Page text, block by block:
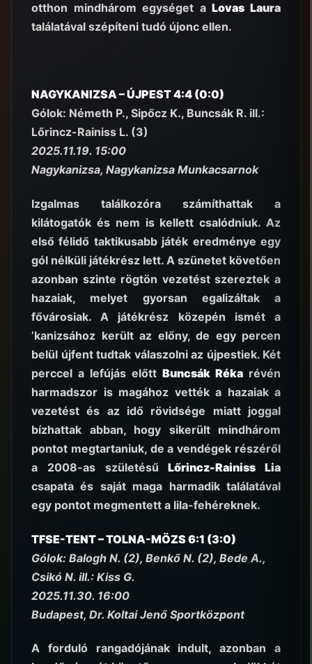
otthon mindhárom egységet aLovas Laura
találatával szépíteni tudó újonc ellen.
NAGYKANIZSA – ÚJPEST 4:4 (0:0)
Gólok: Németh P., Sipőcz K., Buncsák R. ill.:
Lőrincz-Rainiss L. (3)
2025.11.19. 15:00
Nagykanizsa, Nagykanizsa Munkacsarnok
Izgalmas találkozóra számíthattak a
kilátogatók és nem is kellett csalódniuk. Az
első félidő taktikusabb játék eredménye egy
gól nélküli játékrész lett. A szünetet követően
azonban szinte rögtön vezetést szereztek a
hazaiak, melyet gyorsan egalizáltak a
fővárosiak. A játékrész közepén ismét a
’kanizsához került az előny, de egy percen
belül újfent tudtak válaszolni az újpestiek. Két
perccel a lefújás előtt Buncsák Réka révén
harmadszor is magához vették a hazaiak a
vezetést és az idő rövidsége miatt joggal
bízhattak abban, hogy sikerült mindhárom
pontot megtartaniuk, de a vendégek részéről
a 2008-as születésűLőrincz-Rainiss Lia
csapata és saját maga harmadik találatával
egy pontot megmentett a lila-fehéreknek.
TFSE-TENT – TOLNA-MÖZS6:1 (3:0)
Gólok: Balogh N. (2), Benkő N. (2), Bede A.,
Csikó N. ill.: Kiss G.
2025.11.30. 16:00
Budapest, Dr. Koltai Jenő Sportközpont
A forduló rangadójának indult, azonban a